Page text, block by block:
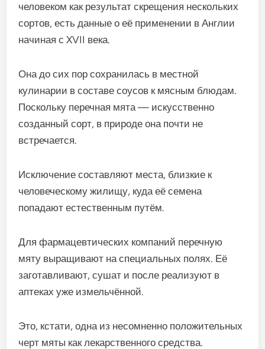
человеком как результат скрещения нескольких
сортов, есть данные о её применении в Англии
начиная с XVII века.
Она до сих пор сохранилась в местной
кулинарии в составе соусов к мясным блюдам.
Поскольку перечная мята — искусственно
созданный сорт, в природе она почти не
встречается.
Исключение составляют места, близкие к
человеческому жилищу, куда её семена
попадают естественным путём.
Для фармацевтических компаний перечную
мяту выращивают на специальных полях. Её
заготавливают, сушат и после реализуют в
аптеках уже измельчённой.
Это, кстати, одна из несомненно положительных
черт мяты как лекарственного средства.